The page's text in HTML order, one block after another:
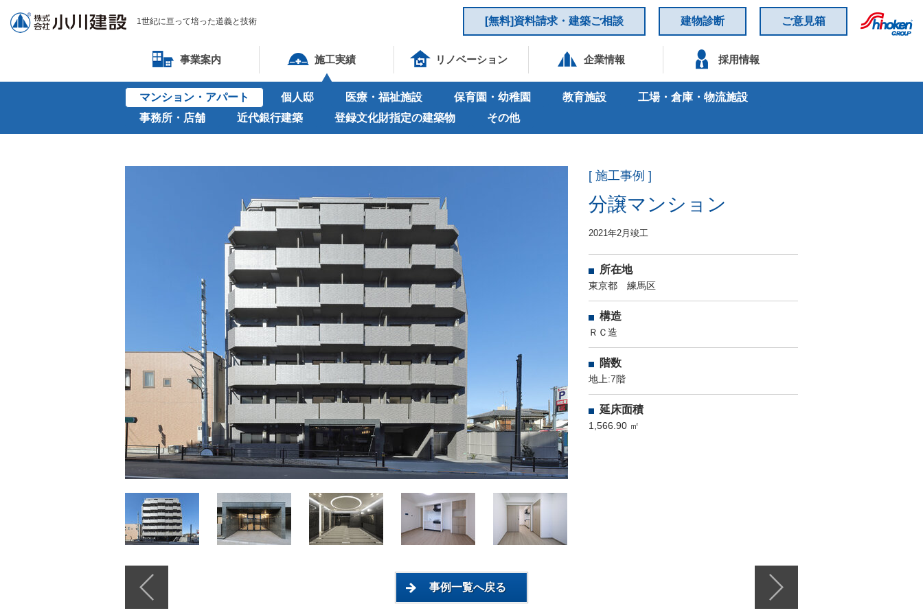
1世紀に亘って培った道義と技術 [無料]資料請求・建築ご相談 建物診断 ご意見箱
事業案内 施工実績
マンション・アパート 個人邸 医療・福祉施設 保育園・幼稚園 教育施設
工場・倉庫・物流施設
事務所・店舗
近代銀行建築 登録文化財指定の建築物 その他
リノベーション 企業情報 採用情報
[ 施工事例 ]
分譲マンション
2021年2月竣工
所在地
東京都 練馬区
構造
ＲＣ造
階数
地上:7階
延床面積
1,566.90 ㎡
事例一覧へ戻る